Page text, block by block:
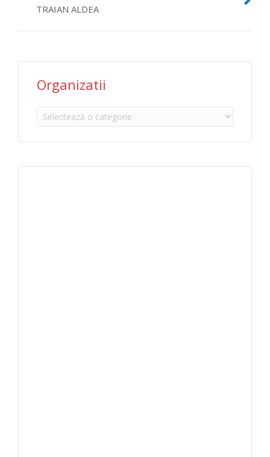
TRAIAN ALDEA
Organizatii
Organizatii